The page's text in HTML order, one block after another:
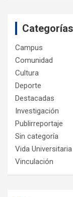
Categorías
Campus
Comunidad
Cultura
Deporte
Destacadas
Investigación
Publirreportaje
Sin categoría
Vida Universitaria
Vinculación